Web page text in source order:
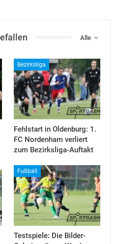
Alle
Bezirksliga
Fehlstart in Oldenburg: 1.
FC Nordenham verliert
zum Bezirksliga-Auftakt
Fußball
Testspiele: Die Bilder-